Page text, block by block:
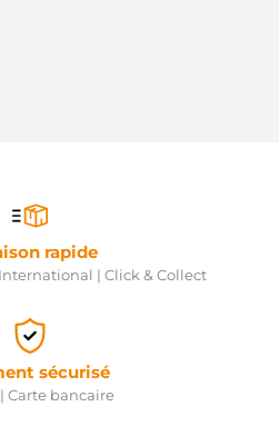
rapide
| Click & Collect
sécurisé
Carte bancaire